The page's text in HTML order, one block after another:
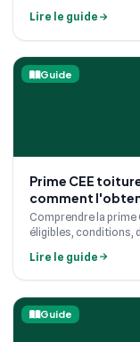
Lire le guide
Guide
Prime CEE
comment
Comprendre la prime
éligibles, conditions,
Lire le guide
Guide